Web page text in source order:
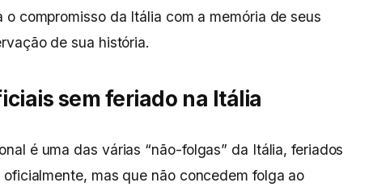
o compromisso da Itália com a memória de seus
de sua história.
sem feriado na Itália
é uma das várias “não-folgas” da Itália, feriados
mas que não concedem folga ao